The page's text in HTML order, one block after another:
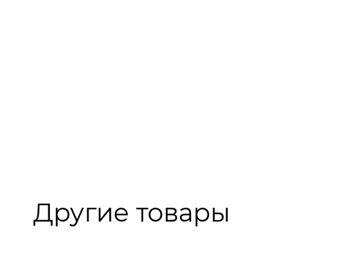
Другие товары